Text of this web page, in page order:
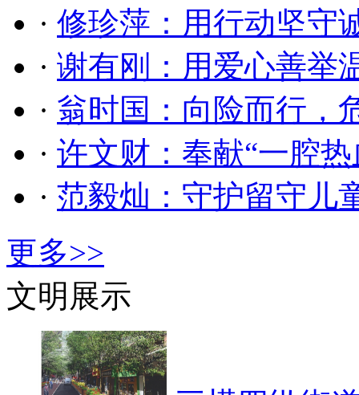
· 修珍萍：用行动坚守
· 谢有刚：用爱心善举
· 翁时国：向险而行，
· 许文财：奉献“一腔
· 范毅灿：守护留守儿
更多>>
文明展示